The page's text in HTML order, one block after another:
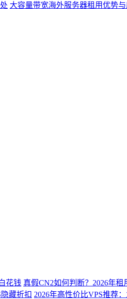
大容量带宽海外服务器租用优势与
花钱 真假CN2如何判断？2026年
藏折扣 2026年高性价比VPS推荐